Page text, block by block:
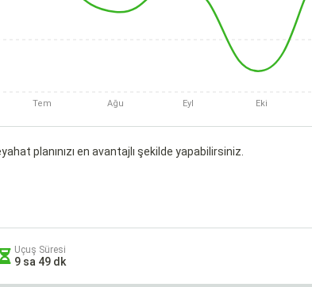
Tem Ağu Eyl Eki
planınızı en avantajlı şekilde yapabilirsiniz.
Uçuş Süresi
9 sa 49 dk